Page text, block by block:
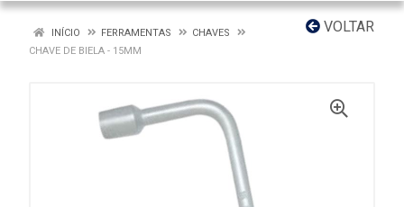
VOLTAR
INÍCIO FERRAMENTAS
CHAVES
CHAVE DE BIELA - 15MM